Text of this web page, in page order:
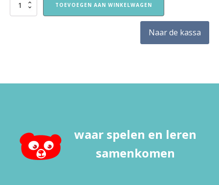
TOEVOEGEN AAN WINKELWAGEN
Naar de kassa
waar spelen en leren
samenkomen